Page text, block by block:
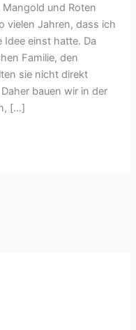
und Roten
vielen Jahren, dass ich
einst hatte. Da
Familie, den
sie nicht direkt
bauen wir in der
[…]